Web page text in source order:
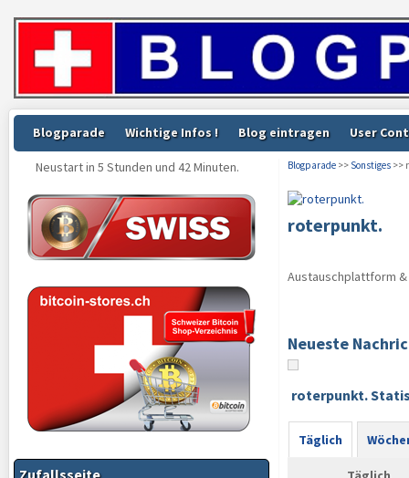
Blogparade Wichtige Infos ! Blog eintragen User
Neustart in 5 Stunden und 42 Minuten.
Zufallsseite
Blogparade >> Sonstiges >>
roterpunkt.
Austauschplattform
Neueste
roterpunkt.
Täglich